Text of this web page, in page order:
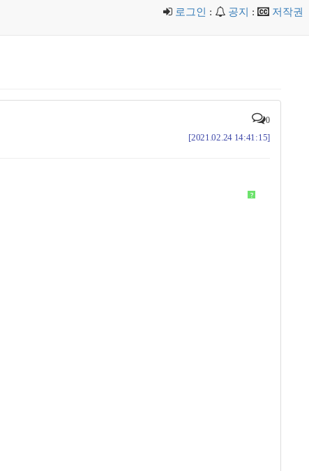
로그인 : 공지 : 저작권
0
[2021.02.24 14:41:15]
?